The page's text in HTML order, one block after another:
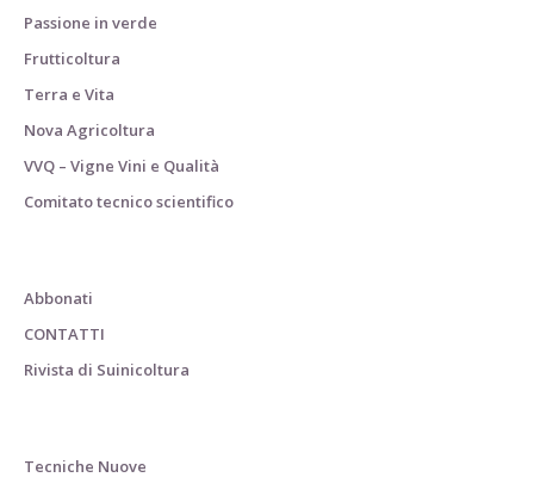
Passione in verde
Frutticoltura
Terra e Vita
Nova Agricoltura
VVQ – Vigne Vini e Qualità
Comitato tecnico scientifico
Abbonati
CONTATTI
Rivista di Suinicoltura
Tecniche Nuove